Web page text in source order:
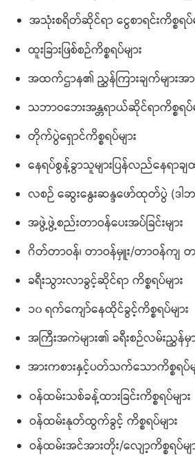
အသုံးစရိတ်ဆိုင်ရာ ငွေစာရင်းကိစ္စရပ်မ
ထူးခြားဖြစ်စဉ်ကိစ္စရပ်များ
အထက်ဌာန၏ ညွှန်ကြားချက်များအ
သဘာဝဘေးအန္တရာယ်ဆိုင်ရာကိစ္စရပ်မ
တိုက်ပွဲရှောင်ကိစ္စရပ်များ
နေရပ်စွန့်ခွာသူများပြန်လည်နေရာချထ
လစဉ် ဆွေးနွေးဆန္ဒဖော်ထုတ်ပွဲ (ဒါဘ
အဖွဲ့ဖွဲ့စည်းတာဝန်ပေးအပ်ခြင်းများ
ဂိတ်တာဝန်၊ တာဝန်မှူး/တာဝန်ကျ တာ
ခရီးသွားလာခွင့်ဆိုင်ရာ ကိစ္စရပ်များ
၁၀ ရက်ကျော်နေထိုင်ခွင့်ကိစ္စရပ်များ
အကြီးအကဲများ၏ ခရီးစဉ်လမ်းညွှန်မှာ
အားကစားနှင့်ပတ်သက်သောကိစ္စရပ်မ
ဝန်ထမ်းသစ်ခန့်ထားခြင်းကိစ္စရပ်များ
ဝန်ထမ်းနုတ်ထွက်ခွင့် ကိစ္စရပ်များ
ဝန်ထမ်းအင်အားတိုး/လျော့ကိစ္စရပ်မျ